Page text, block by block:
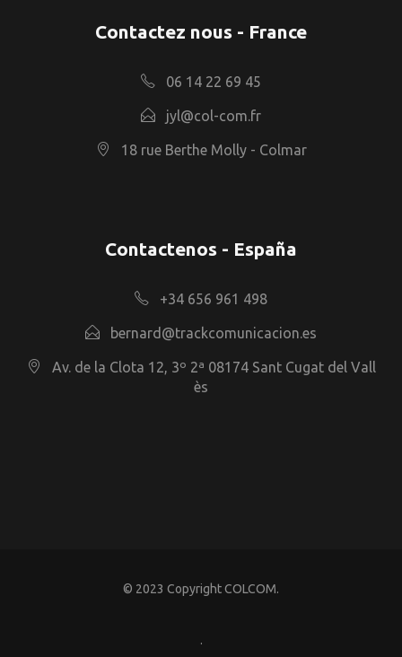
Contactez nous - France
06 14 22 69 45
jyl@col-com.fr
18 rue Berthe Molly - Colmar
Contactenos - España
+34 656 961 498
bernard@trackcomunicacion.es
Av. de la Clota 12, 3º 2ª 08174 Sant Cugat del Vall
ès
© 2023 Copyright COLCOM.
.